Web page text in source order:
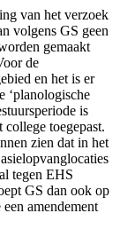
van het verzoek
volgens GS geen
gemaakt
de
en het is er
‘planologische
is
toegepast.
zien dat in het
tegen EHS
GS dan ook op
amendement